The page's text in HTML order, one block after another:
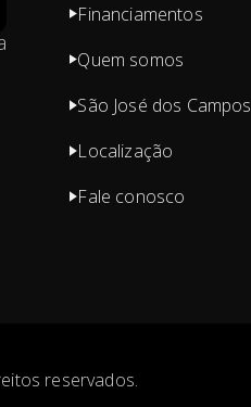
Financiamentos
Quem somos
São José dos Campos
Localização
Fale conosco
reservados.